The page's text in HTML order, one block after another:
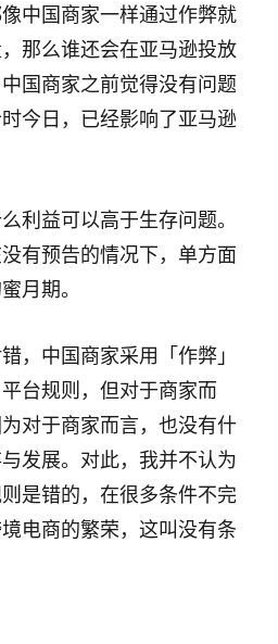
中国商家一样通过作弊就
那么谁还会在亚马逊投放
国商家之前觉得没有问题
今日，已经影响了亚马逊
利益可以高于生存问题。
有预告的情况下，单方面
月期。
，中国商家采用「作弊」
台规则，但对于商家而
对于商家而言，也没有什
发展。对此，我并不认为
是错的，在很多条件不完
电商的繁荣，这叫没有条